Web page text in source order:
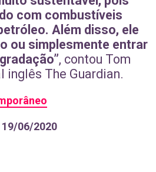
com combustíveis
Além disso, ele
ou simplesmente entrar
, contou Tom
inglês The Guardian.
06/2020